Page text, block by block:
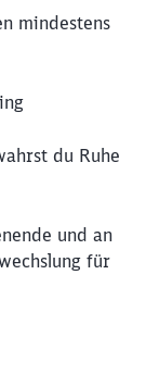
mindestens
du Ruhe
und an
für